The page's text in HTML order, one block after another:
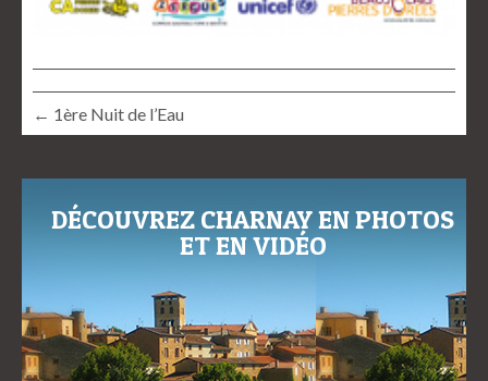
← 1ère Nuit de l’Eau
DÉCOUVREZ CHARNAY EN PHOTOS
ET EN VIDÉO